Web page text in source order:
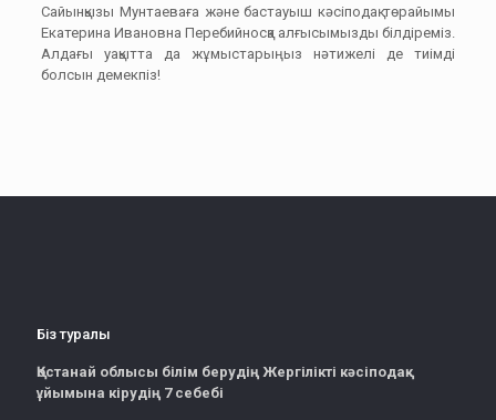
Сайынқызы Мунтаеваға және бастауыш кәсіподақ төрайымы
Екатерина Ивановна Перебийносқа алғысымызды білдіреміз.
Алдағы уақытта да жұмыстарыңыз нәтижелі де тиімді
болсын демекпіз!
Біз туралы
Қостанай облысы білім берудің Жергілікті кәсіподақ
ұйымына кірудің 7 себебі